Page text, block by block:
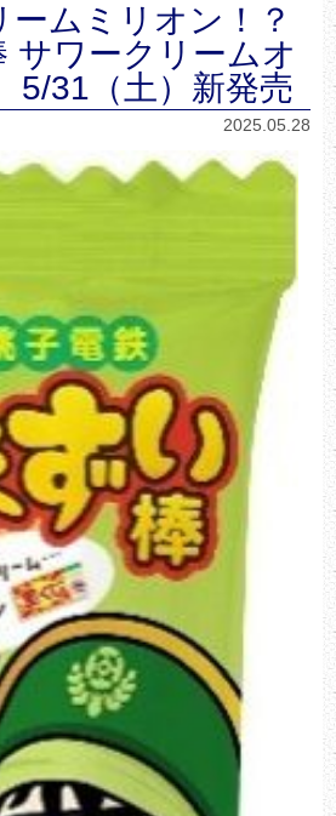
ームミリオン！？
サワークリームオ
5/31（土）新発売
2025.05.28